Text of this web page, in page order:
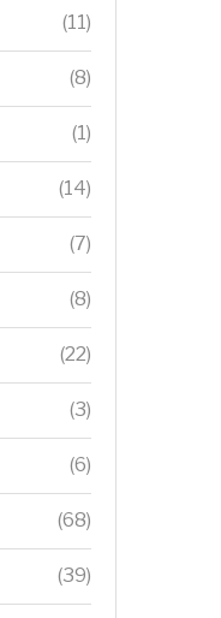
(11)
(8)
(1)
(14)
(7)
(8)
(22)
(3)
(6)
(68)
(39)